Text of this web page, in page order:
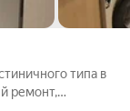
типа в
ремонт,